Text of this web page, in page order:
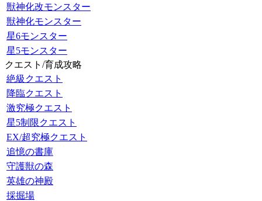
獣神化改モンスター
獣神化モンスター
星6モンスター
星5モンスター
クエスト/育成攻略
絶級クエスト
降臨クエスト
激究極クエスト
星5制限クエスト
EX/超究極クエスト
追憶の書庫
守護獣の森
英雄の神殿
採掘場